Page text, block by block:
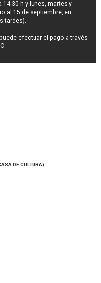
14:30 h y lunes, martes y
al 15 de septiembre, en
tardes).
efectuar el pago a través
DE CULTURA)